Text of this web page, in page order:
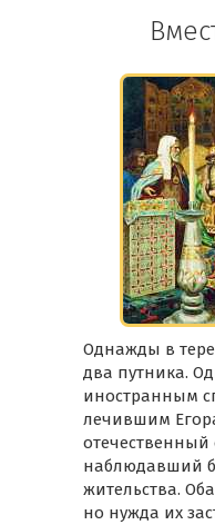
Однажды в
два путника.
иностранным
лечившим
отечественный
наблюдавший
жительства.
но нужда их